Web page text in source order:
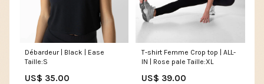
Débardeur | Black | Ease
Taille:S
US$ 35.00
T-shirt Femme Crop top | ALL-
IN | Rose pale Taille:XL
US$ 39.00